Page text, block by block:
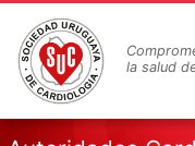
contenido
principal
la salud